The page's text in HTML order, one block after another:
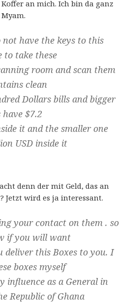
an mich. Ich bin da ganz
not have the keys to this
to take these
room and scan them
clean
Dollars bills and bigger
$7.2
it and the smaller one
USD inside it
denn der mit Geld, das an
Jetzt wird es ja interessant.
your contact on them . so
if you will want
deliver this Boxes to you. I
boxes myself
influence as a General in
Republic of Ghana